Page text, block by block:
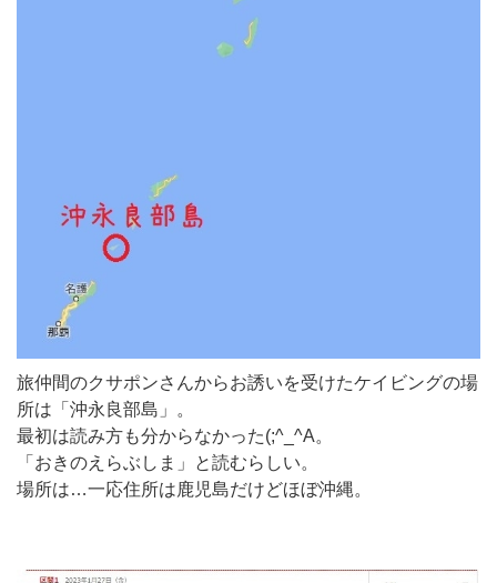
旅仲間のクサポンさんからお誘いを受けたケイビングの場
所は「沖永良部島」。
最初は読み方も分からなかった(;^_^A。
「おきのえらぶしま」と読むらしい。
場所は…一応住所は鹿児島だけどほぼ沖縄。